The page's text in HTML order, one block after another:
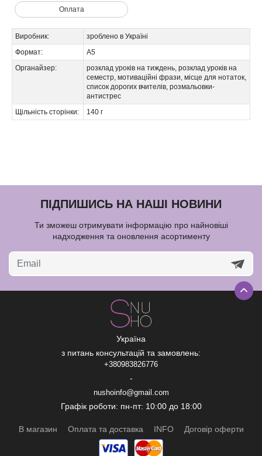
Оплата
Виробник:
зроблено в Україні
Формат:
А5
Органайзер:
розклад уроків на тиждень, розклад уроків на
семестр, мотиваційні фрази, місце для нотаток,
список дорогих вчителів, розмальовки-
антистрес
Щільність сторінки:
140 г
ПІДПИШИСЬ НА НАШІ НОВИНИ
Ти зможеш отримувати інформацію про найновіші
надходження та оновлення асортименту
Україна
з питань консультацій та замовлень:
+380983826776
-
nushoinfo@gmail.com
Графік роботи: пн-пт: 10:00 до 18:00
В магазин Оплата та доставка INFO Договір оферти